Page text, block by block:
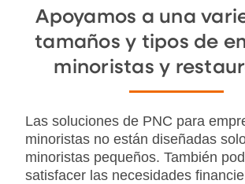
Apoyamos a una
tamaños y tipos de
minoristas y
Las soluciones de PNC para
minoristas no están diseñadas
minoristas pequeños. También
satisfacer las necesidades